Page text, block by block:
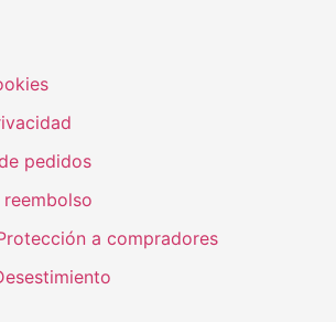
pedidos
a compradores